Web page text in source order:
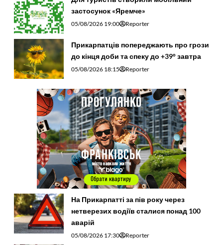
застосунок «Яремче»
05/08/2026 19:00 Reporter
Прикарпатців попереджають про грози
до кінця доби та спеку до +39° завтра
05/08/2026 18:15 Reporter
На Прикарпатті за пів року через
нетверезих водіїв сталися понад 100
аварій
05/08/2026 17:30 Reporter